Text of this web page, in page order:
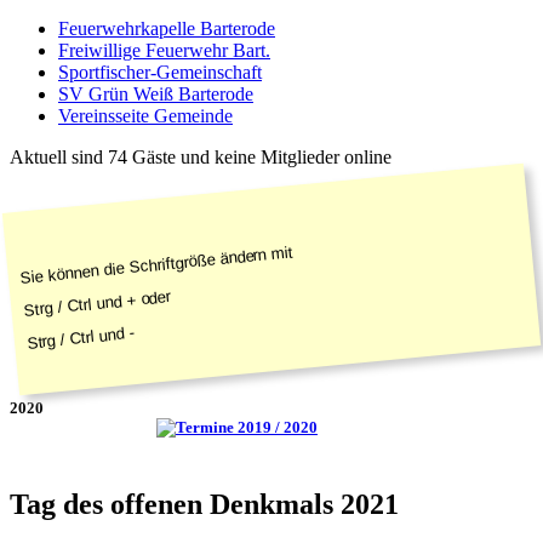
Feuerwehrkapelle Barterode
Freiwillige Feuerwehr Bart.
Sportfischer-Gemeinschaft
SV Grün Weiß Barterode
Vereinsseite Gemeinde
Aktuell sind 74 Gäste und keine Mitglieder online
Sie können die Schriftgröße ändern mit
Strg / Ctrl und + oder
Strg / Ctrl und -
2020
Tag des offenen Denkmals 2021